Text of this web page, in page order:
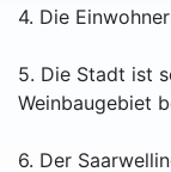
4. Die
5. Die Stadt ist
Weinbaugebiet
6. Der